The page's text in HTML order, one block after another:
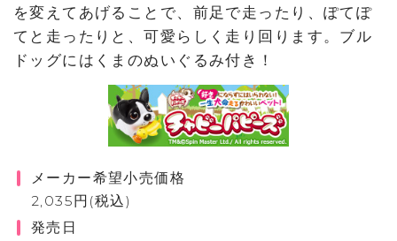
を変えてあげることで、前足で走ったり、ぽてぽ
てと走ったりと、可愛らしく走り回ります。ブル
ドッグにはくまのぬいぐるみ付き！
メーカー希望小売価格
2,035円(税込)
発売日